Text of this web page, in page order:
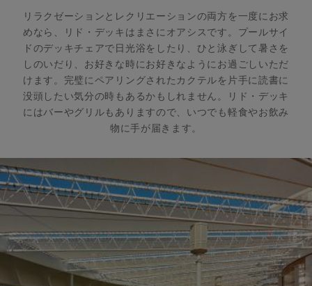
リラクゼーションとレクリエーションの両方を一度にお求
めなら、リド・デッキはまさにオアシスです。プールサイ
ドのデッキチェアで日光浴をしたり、ひと泳ぎして暑さを
しのいだり、お好きな時にお好きなようにお過ごしいただ
けます。完璧にペアリングされたカクテルを片手に読書に
没頭したい気分の時もあるかもしれません。リド・デッキ
にはバーやグリルもありますので、いつでも軽食やお飲み
物に手が届きます。